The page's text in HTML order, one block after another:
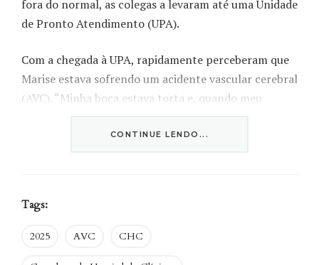
fora do normal, as colegas a levaram até uma Unidade
de Pronto Atendimento (UPA).
Com a chegada à UPA, rapidamente perceberam que
Marise estava sofrendo um acidente vascular cerebral
(AVC). “Minha boca estava torta e, quando meu
consegui, estava sem forças no braço direito.” Ao
estava enrolada.”
CONTINUE LENDO...
Tags:
2025 AVC CHC